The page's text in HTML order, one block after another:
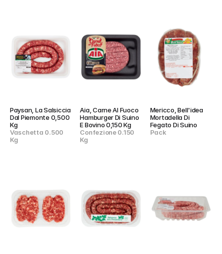
Paysan, La Salsiccia
Dal Piemonte 0,500
Kg
Vaschetta 0.500
Kg
Aia, Carne Al Fuoco
Hamburger Di Suino
E Bovino 0,150 Kg
Confezione 0.150
Kg
Mericco, Bell'idea
Mortadella Di
Fegato Di Suino
Pack